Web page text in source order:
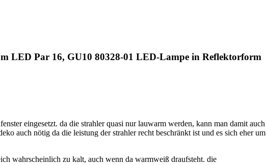
LED Par 16, GU10 80328-01 LED-Lampe in Reflektorform
eingesetzt. da die strahler quasi nur lauwarm werden, kann man damit auch
auch nötig da die leistung der strahler recht beschränkt ist und es sich eher um
wahrscheinlich zu kalt, auch wenn da warmweiß draufsteht. die